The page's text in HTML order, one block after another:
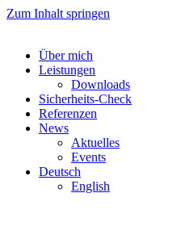
Zum Inhalt springen
Über mich
Leistungen
Downloads
Sicherheits-Check
Referenzen
News
Aktuelles
Events
Deutsch
English